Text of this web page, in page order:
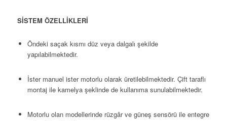
SİSTEM ÖZELLİKLERİ
Öndeki saçak kısmı düz veya dalgalı şekilde
yapılabilmektedir.
İster manuel ister motorlu olarak üretilebilmektedir. Çift taraflı
montaj ile kamelya şeklinde de kullanıma sunulabilmektedir.
Motorlu olan modellerinde rüzgâr ve güneş sensörü ile entegre